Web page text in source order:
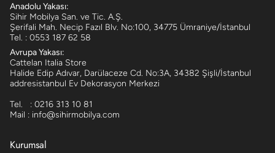
Anadolu Yakası:
Sihir Mobilya San. ve Tic. A.Ş.
Şerifali Mah. Necip Fazıl Blv. No:100, 34775 Ümraniye/İstanbul
Tel. : 0553 187 62 58
Avrupa Yakası:
Cattelan Italia Store
Halide Edip Adıvar, Darülaceze Cd. No:3A, 34382 Şişli/İstanbul
addresistanbul Ev Dekorasyon Merkezi
Tel. : 0216 313 10 81
Mail : info@sihirmobilya.com
Kurumsal